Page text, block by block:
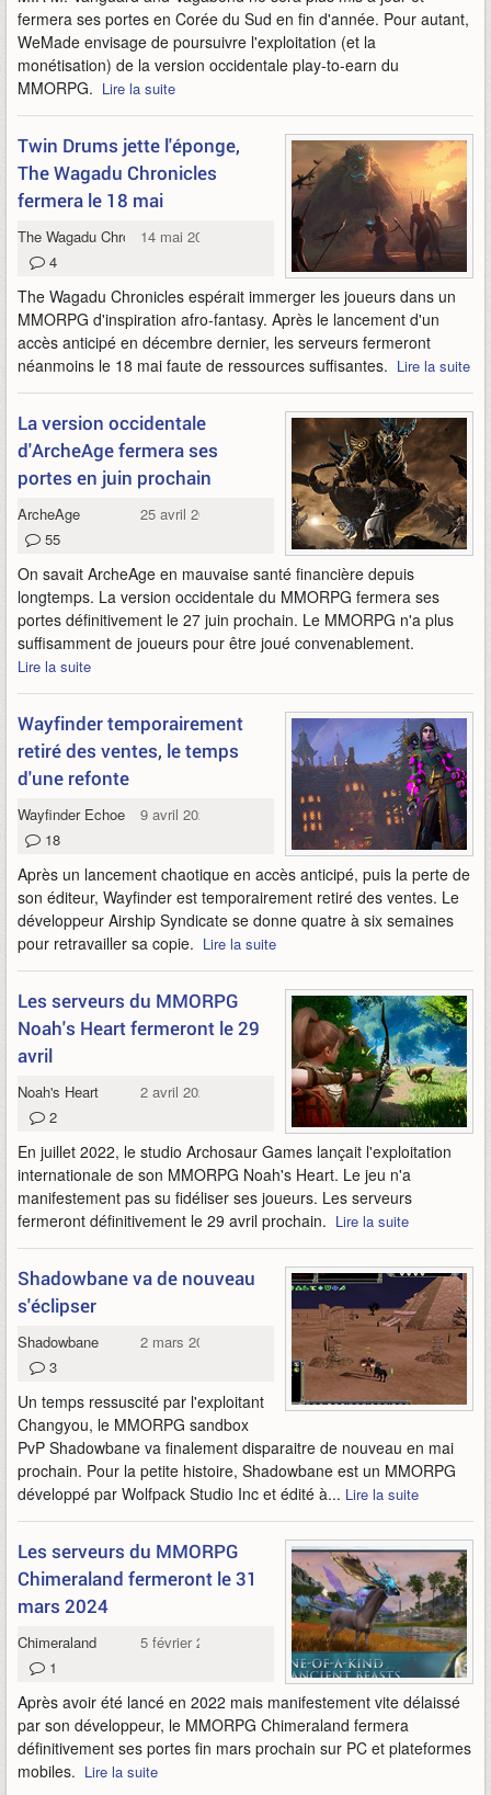
fermera ses portes en Corée du Sud en fin d'année. Pour autant,
WeMade envisage de poursuivre l'exploitation (et la
monétisation) de la version occidentale play-to-earn du
MMORPG. Lire la suite
Twin Drums jette l'éponge,
The Wagadu Chronicles
fermera le 18 mai
The Wagadu Chronicles14 mai 2024
4
The Wagadu Chronicles espérait immerger les joueurs dans un
MMORPG d'inspiration afro-fantasy. Après le lancement d'un
accès anticipé en décembre dernier, les serveurs fermeront
néanmoins le 18 mai faute de ressources suffisantes. Lire la suite
La version occidentale
d'ArcheAge fermera ses
portes en juin prochain
ArcheAge
25 avril 2024
55
On savait ArcheAge en mauvaise santé financière depuis
longtemps. La version occidentale du MMORPG fermera ses
portes définitivement le 27 juin prochain. Le MMORPG n'a plus
suffisamment de joueurs pour être joué convenablement.
Lire la suite
Wayfinder temporairement
retiré des ventes, le temps
d'une refonte
Wayfinder Echoes
9 avril 2024
18
Après un lancement chaotique en accès anticipé, puis la perte de
son éditeur, Wayfinder est temporairement retiré des ventes. Le
développeur Airship Syndicate se donne quatre à six semaines
pour retravailler sa copie. Lire la suite
Les serveurs du MMORPG
Noah's Heart fermeront le 29
avril
Noah's Heart
2 avril 2024
2
En juillet 2022, le studio Archosaur Games lançait l'exploitation
internationale de son MMORPG Noah's Heart. Le jeu n'a
manifestement pas su fidéliser ses joueurs. Les serveurs
fermeront définitivement le 29 avril prochain. Lire la suite
Shadowbane va de nouveau
s'éclipser
Shadowbane
2 mars 2024
3
Un temps ressuscité par l'exploitant
Changyou, le MMORPG sandbox
PvP Shadowbane va finalement disparaitre de nouveau en mai
prochain. Pour la petite histoire, Shadowbane est un MMORPG
développé par Wolfpack Studio Inc et édité à... Lire la suite
Les serveurs du MMORPG
Chimeraland fermeront le 31
mars 2024
Chimeraland
5 février 2024
1
Après avoir été lancé en 2022 mais manifestement vite délaissé
par son développeur, le MMORPG Chimeraland fermera
définitivement ses portes fin mars prochain sur PC et plateformes
mobiles. Lire la suite